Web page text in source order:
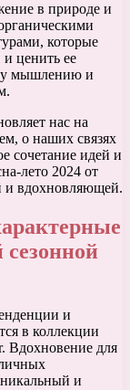
в природе и
которые
ценить ее
мышлению и
нас на
о наших связях
сочетание идей и
лето 2024 от
и вдохновляющей.
сезонной
и
в коллекции
Вдохновение для
и